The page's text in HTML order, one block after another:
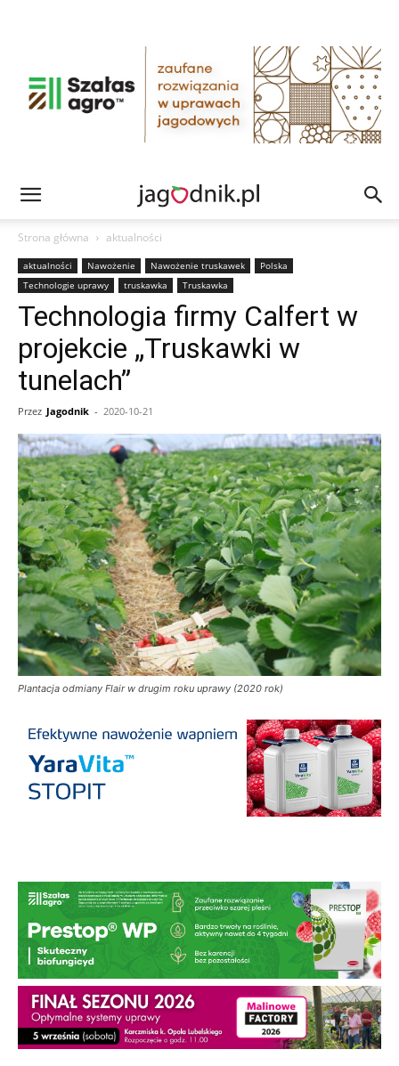
Strona główna aktualności
aktualności Nawożenie Nawożenie truskawek
Polska
Technologie uprawy
truskawka Truskawka
Technologia firmy Calfert w
projekcie „Truskawki w
tunelach”
Przez Jagodnik - 2020-10-21
Plantacja odmiany Flair w drugim roku uprawy (2020 rok)